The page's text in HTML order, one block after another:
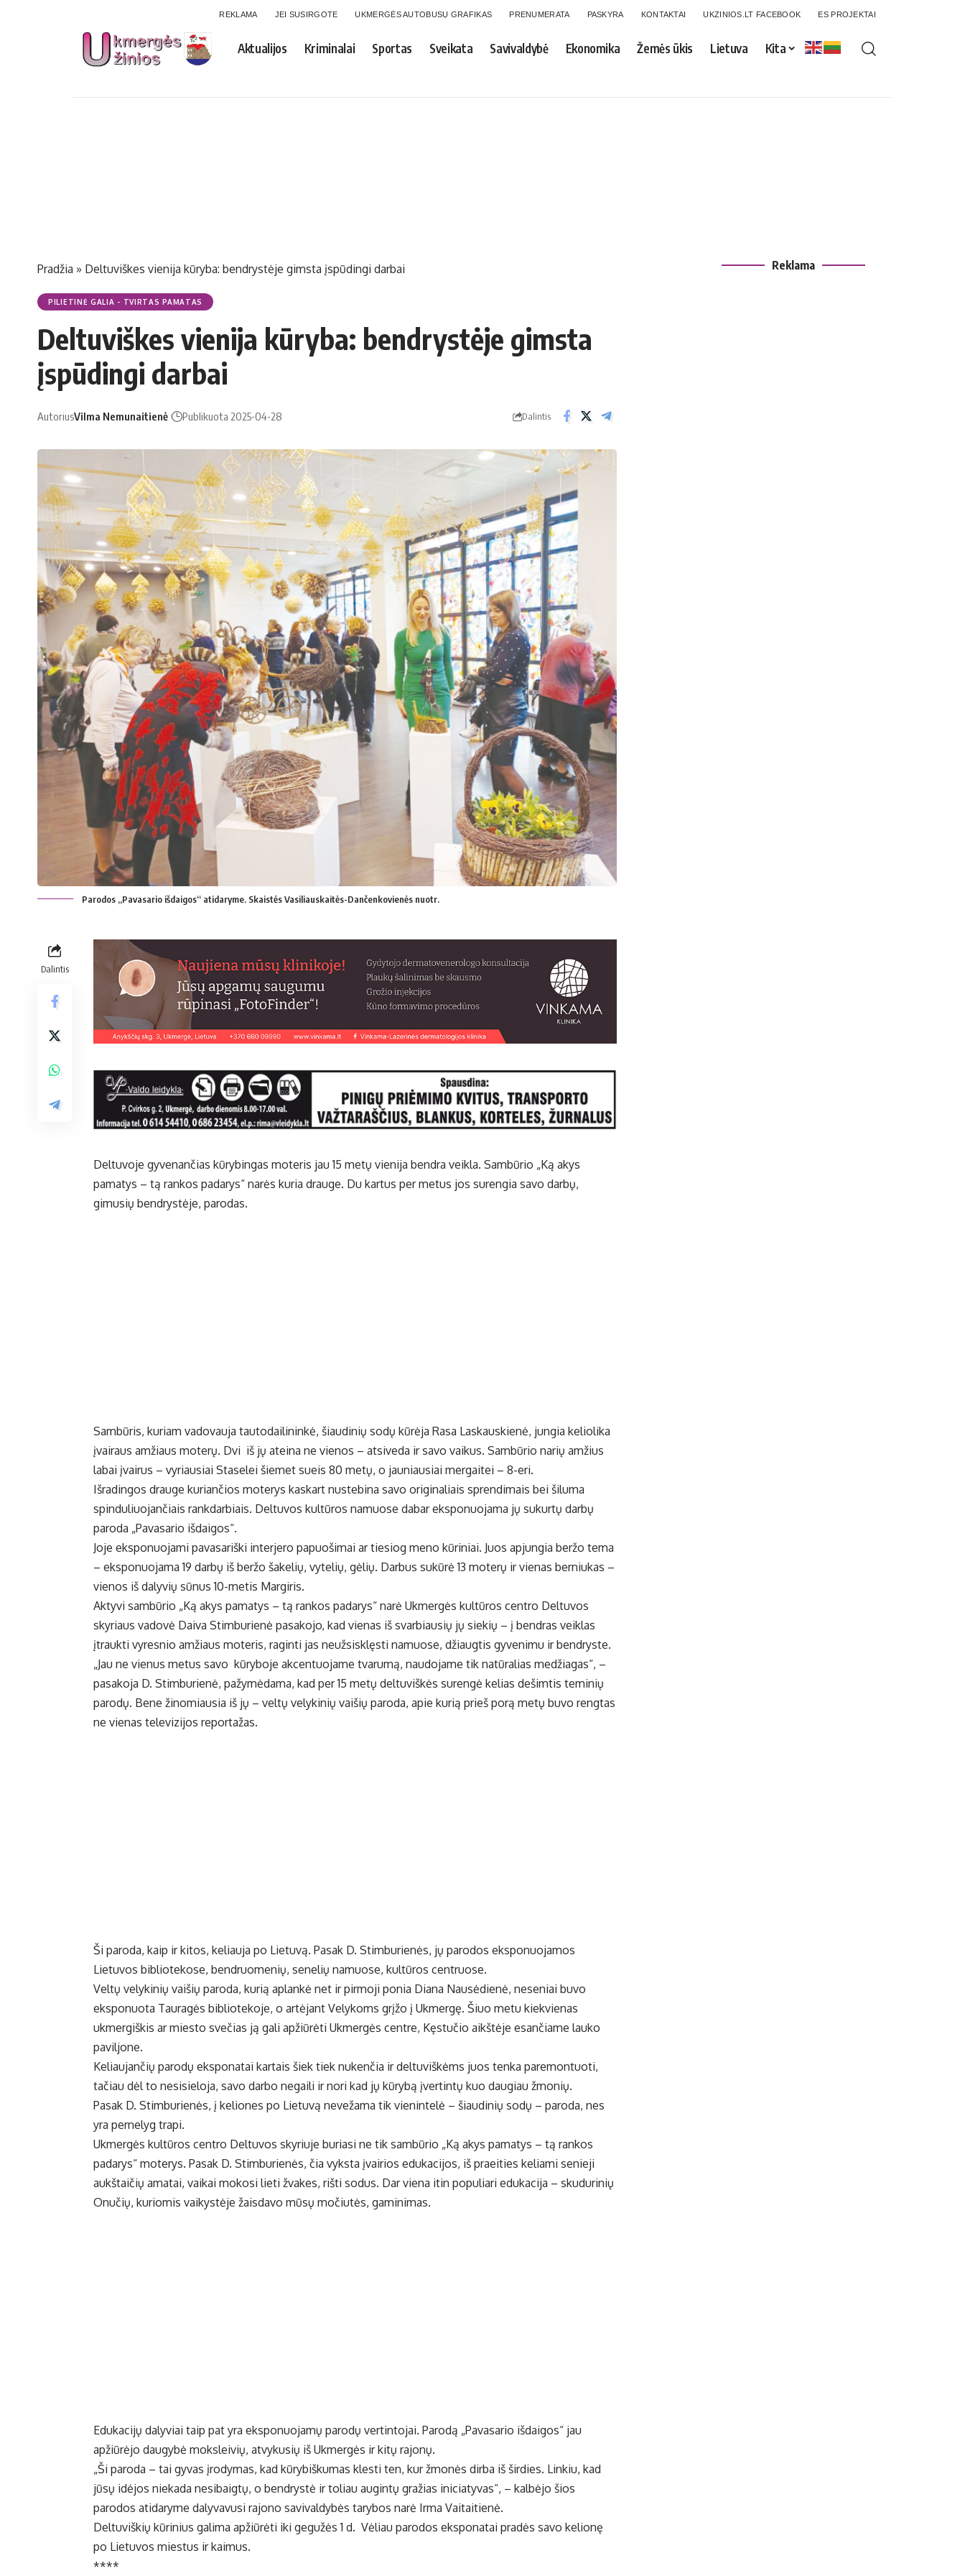
REKLAMA JEI SUSIRGOTE UKMERGĖS AUTOBUSŲ GRAFIKAS PRENUMERATA PASKYRA KONTAKTAI UKZINIOS.LT FACEBOOK ES PROJEKTAI
Aktualijos Kriminalai Sportas Sveikata Savivaldybė Ekonomika Žemės ūkis Lietuva Kita
Pradžia » Deltuviškes vienija kūryba: bendrystėje gimsta įspūdingi darbai
PILIETINĖ GALIA - TVIRTAS PAMATAS
Deltuviškes vienija kūryba: bendrystėje gimsta
įspūdingi darbai
AutoriusVilma Nemunaitienė Publikuota 2025-04-28 Dalintis
Parodos „Pavasario išdaigos“ atidaryme. Skaistės Vasiliauskaitės-Dančenkovienės nuotr.
Dalintis
Deltuvoje gyvenančias kūrybingas moteris jau 15 metų vienija bendra veikla. Sambūrio „Ką akys
pamatys – tą rankos padarys“ narės kuria drauge. Du kartus per metus jos surengia savo darbų,
gimusių bendrystėje, parodas.
Sambūris, kuriam vadovauja tautodailininkė, šiaudinių sodų kūrėja Rasa Laskauskienė, jungia keliolika
įvairaus amžiaus moterų. Dvi iš jų ateina ne vienos – atsiveda ir savo vaikus. Sambūrio narių amžius
labai įvairus – vyriausiai Staselei šiemet sueis 80 metų, o jauniausiai mergaitei – 8-eri.
Išradingos drauge kuriančios moterys kaskart nustebina savo originaliais sprendimais bei šiluma
spinduliuojančiais rankdarbiais. Deltuvos kultūros namuose dabar eksponuojama jų sukurtų darbų
paroda „Pavasario išdaigos“.
Joje eksponuojami pavasariški interjero papuošimai ar tiesiog meno kūriniai. Juos apjungia beržo tema
– eksponuojama 19 darbų iš beržo šakelių, vytelių, gėlių. Darbus sukūrė 13 moterų ir vienas berniukas –
vienos iš dalyvių sūnus 10-metis Margiris.
Aktyvi sambūrio „Ką akys pamatys – tą rankos padarys“ narė Ukmergės kultūros centro Deltuvos
skyriaus vadovė Daiva Stimburienė pasakojo, kad vienas iš svarbiausių jų siekių – į bendras veiklas
įtraukti vyresnio amžiaus moteris, raginti jas neužsisklęsti namuose, džiaugtis gyvenimu ir bendryste.
„Jau ne vienus metus savo kūryboje akcentuojame tvarumą, naudojame tik natūralias medžiagas“, –
pasakoja D. Stimburienė, pažymėdama, kad per 15 metų deltuviškės surengė kelias dešimtis teminių
parodų. Bene žinomiausia iš jų – veltų velykinių vaišių paroda, apie kurią prieš porą metų buvo rengtas
ne vienas televizijos reportažas.
Ši paroda, kaip ir kitos, keliauja po Lietuvą. Pasak D. Stimburienės, jų parodos eksponuojamos
Lietuvos bibliotekose, bendruomenių, senelių namuose, kultūros centruose.
Veltų velykinių vaišių paroda, kurią aplankė net ir pirmoji ponia Diana Nausėdienė, neseniai buvo
eksponuota Tauragės bibliotekoje, o artėjant Velykoms grįžo į Ukmergę. Šiuo metu kiekvienas
ukmergiškis ar miesto svečias ją gali apžiūrėti Ukmergės centre, Kęstučio aikštėje esančiame lauko
paviljone.
Keliaujančių parodų eksponatai kartais šiek tiek nukenčia ir deltuviškėms juos tenka paremontuoti,
tačiau dėl to nesisieloja, savo darbo negaili ir nori kad jų kūrybą įvertintų kuo daugiau žmonių.
Pasak D. Stimburienės, į keliones po Lietuvą nevežama tik vienintelė – šiaudinių sodų – paroda, nes
yra pernelyg trapi.
Ukmergės kultūros centro Deltuvos skyriuje buriasi ne tik sambūrio „Ką akys pamatys – tą rankos
padarys“ moterys. Pasak D. Stimburienės, čia vyksta įvairios edukacijos, iš praeities keliami senieji
aukštaičių amatai, vaikai mokosi lieti žvakes, rišti sodus. Dar viena itin populiari edukacija – skudurinių
Onučių, kuriomis vaikystėje žaisdavo mūsų močiutės, gaminimas.
Edukacijų dalyviai taip pat yra eksponuojamų parodų vertintojai. Parodą „Pavasario išdaigos“ jau
apžiūrėjo daugybė moksleivių, atvykusių iš Ukmergės ir kitų rajonų.
„Ši paroda – tai gyvas įrodymas, kad kūrybiškumas klesti ten, kur žmonės dirba iš širdies. Linkiu, kad
jūsų idėjos niekada nesibaigtų, o bendrystė ir toliau augintų gražias iniciatyvas“, – kalbėjo šios
parodos atidaryme dalyvavusi rajono savivaldybės tarybos narė Irma Vaitaitienė.
Deltuviškių kūrinius galima apžiūrėti iki gegužės 1 d. Vėliau parodos eksponatai pradės savo kelionę
po Lietuvos miestus ir kaimus.
****
Reklama